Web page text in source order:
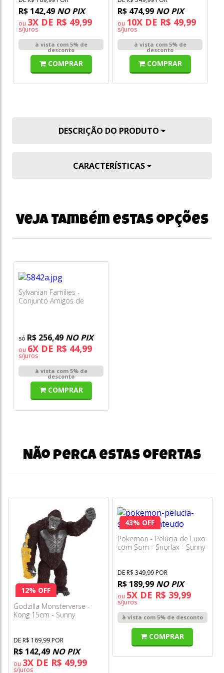
R$ 142,49 NO PIX
ou 3X DE R$ 49,99
s/juros
à vista com 5% de
desconto
COMPRAR
R$ 474,99 NO PIX
ou 10X DE R$ 49,99
s/juros
à vista com 5% de
desconto
COMPRAR
DESCRIÇÃO DO PRODUTO
CARACTERÍSTICAS
Veja também estas opções
Sylvanian Families -
Conjunto Amigos de
R$ 256,49 NO PIX
ou 6X DE R$ 44,99
s/juros
à vista com 5% de
desconto
COMPRAR
Não perca estas ofertas
12% OFF
Godzilla Monsterverse -
Kong 15cm - Sunny
DE R$ 169,99 POR
R$ 142,49 NO PIX
ou 3X DE R$ 49,99
s/juros
43% OFF
Pokemon - Pelúcia de Luxo
com Som - Snorlax - Sunny
DE R$ 349,99 POR
R$ 189,99 NO PIX
ou 5X DE R$ 39,99
s/juros
à vista com 5% de desconto
COMPRAR